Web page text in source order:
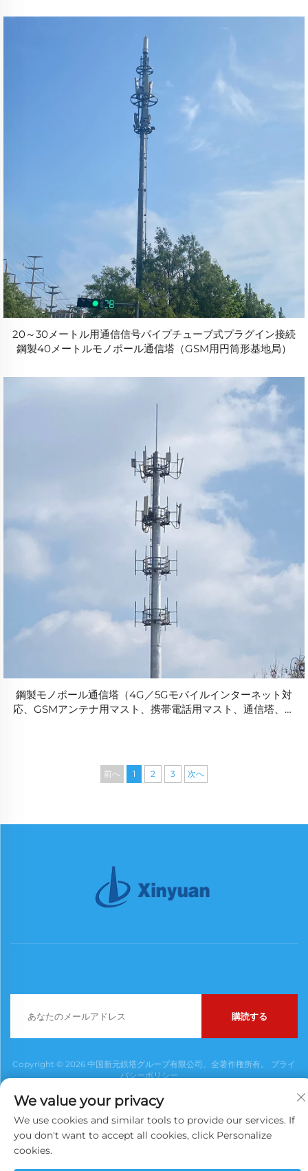
20～30メートル用通信信号パイプチューブ式プラグイン接続
鋼製40メートルモノポール通信塔（GSM用円筒形基地局）
鋼製モノポール通信塔（4G／5Gモバイルインターネット対
応、GSMアンテナ用マスト、携帯電話用マスト、通信塔、鋼
前へ 1 2 3 次へ
購読する
Copyright © 2026 中国新元鉄塔グループ有限公司。全著作権所有。 プライ
バシーポリシー
We value your privacy
We use cookies and similar tools to provide our services. If
you don't want to accept all cookies, click Personalize
cookies.